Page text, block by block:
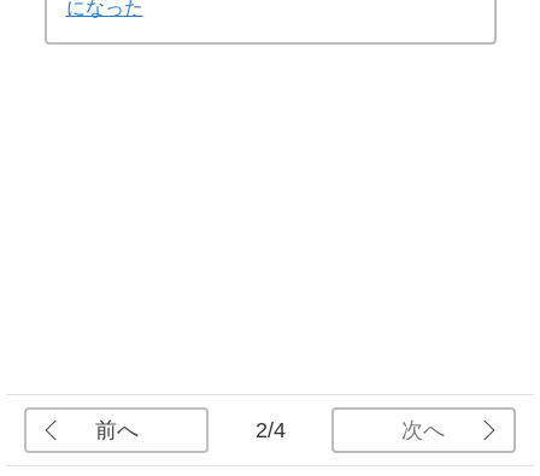
になった
前へ 2/4 次へ